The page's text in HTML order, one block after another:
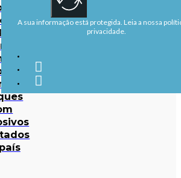
A sua informação está protegida. Leia a nossa
privacidade.